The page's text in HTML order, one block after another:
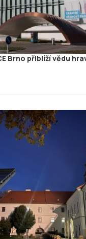
Brno přiblíží vědu